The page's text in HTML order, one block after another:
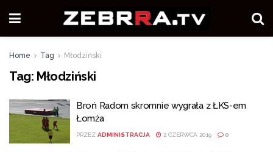
Home Tag Młodziński
Tag: Młodziński
Broń Radom skromnie wygrała z ŁKS-em
Łomża
PRZEZ ADMINISTRACJA 2 CZERWCA 2019 0